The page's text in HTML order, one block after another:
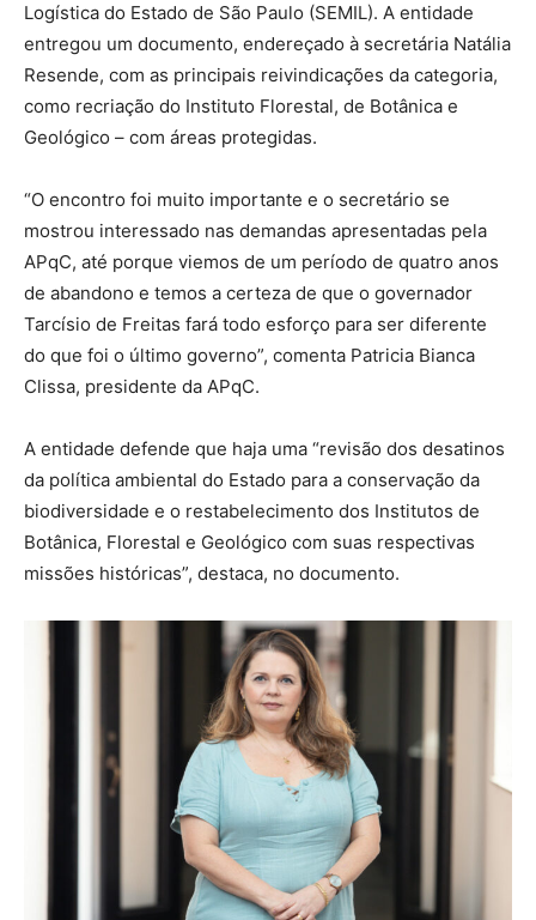
Logística do Estado de São Paulo (SEMIL). A entidade
entregou um documento, endereçado à secretária Natália
Resende, com as principais reivindicações da categoria,
como recriação do Instituto Florestal, de Botânica e
Geológico – com áreas protegidas.
“O encontro foi muito importante e o secretário se
mostrou interessado nas demandas apresentadas pela
APqC, até porque viemos de um período de quatro anos
de abandono e temos a certeza de que o governador
Tarcísio de Freitas fará todo esforço para ser diferente
do que foi o último governo”, comenta Patricia Bianca
Clissa, presidente da APqC.
A entidade defende que haja uma “revisão dos desatinos
da política ambiental do Estado para a conservação da
biodiversidade e o restabelecimento dos Institutos de
Botânica, Florestal e Geológico com suas respectivas
missões históricas”, destaca, no documento.